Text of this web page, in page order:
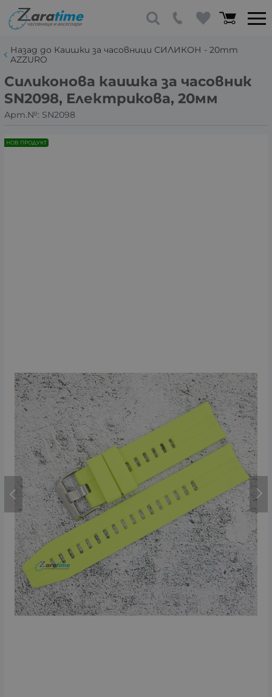
Назад до Каишки за часовници СИЛИКОН - 20mm
AZZURO
Силиконова каишка за часовник
SN2098, Електрикова, 20мм
Арт.№: SN2098
НОВ ПРОДУКТ